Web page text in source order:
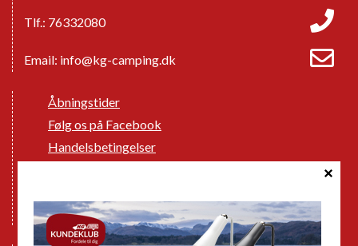
Tlf.: 76332080
Email: info@kg-camping.dk
Åbningstider
Følg os på Facebook
Handelsbetingelser
GPDR - Optagelse af foto og video